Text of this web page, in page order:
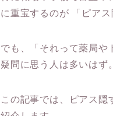
に重宝するのが 「ピアス
でも、「それって薬局や
疑問に思う人は多いはず。
この記事では、ピアス隠